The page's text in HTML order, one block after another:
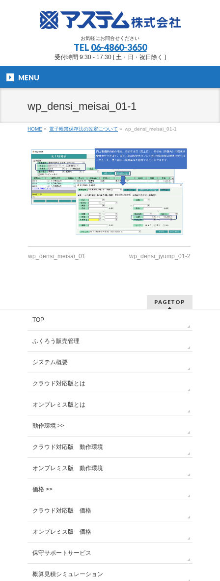
お気軽にお問合せください
TEL 06-4860-3650
受付時間 9:30 - 17:30 [ 土・日・祝日除く ]
MENU
wp_densi_meisai_01-1
HOME » 電子帳簿保存法の改定について » wp_densi_meisai_01-1
wp_densi_meisai_01 wp_densi_jyump_01-2
PAGETOP
TOP
ふくろう販売管理
システム概要
クラウド対応版とは
オンプレミス版とは
動作環境 >>
クラウド対応版 動作環境
オンプレミス版 動作環境
価格 >>
クラウド対応版 価格
オンプレミス版 価格
保守サポートサービス
概算見積シミュレーション